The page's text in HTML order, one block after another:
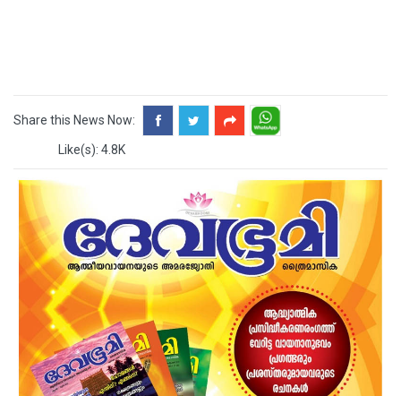
Share this News Now:
Like(s): 4.8K